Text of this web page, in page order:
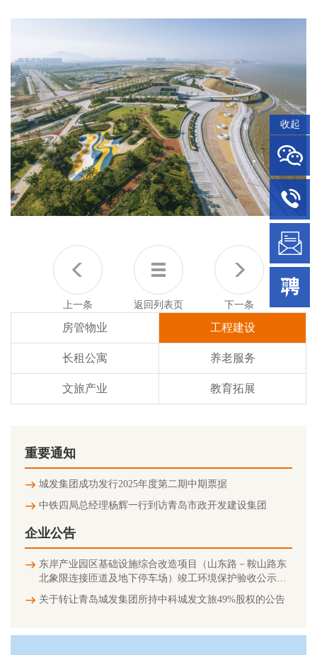
收起
上一条 返回列表页 下一条
房管物业 工程建设
长租公寓 养老服务
文旅产业 教育拓展
重要通知
城发集团成功发行2025年度第二期中期票据
中铁四局总经理杨辉一行到访青岛市政开发建设集团
企业公告
东岸产业园区基础设施综合改造项目（山东路－鞍山路东
北象限连接匝道及地下停车场）竣工环境保护验收公示信
息
关于转让青岛城发集团所持中科城发文旅49%股权的公告